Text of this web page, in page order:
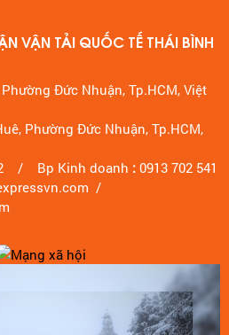
VẬN TẢI QUỐC TẾ THÁI BÌNH
Đức Nhuận, Tp.HCM, Việt
Phường Đức Nhuận, Tp.HCM,
/ Bp Kinh doanh : 0913 702 541
/